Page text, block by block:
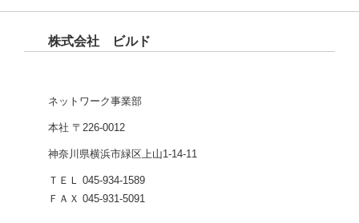
株式会社 ビルド
ネットワーク事業部
本社 〒226-0012
神奈川県横浜市緑区上山1-14-11
ＴＥＬ 045-934-1589
ＦＡＸ 045-931-5091